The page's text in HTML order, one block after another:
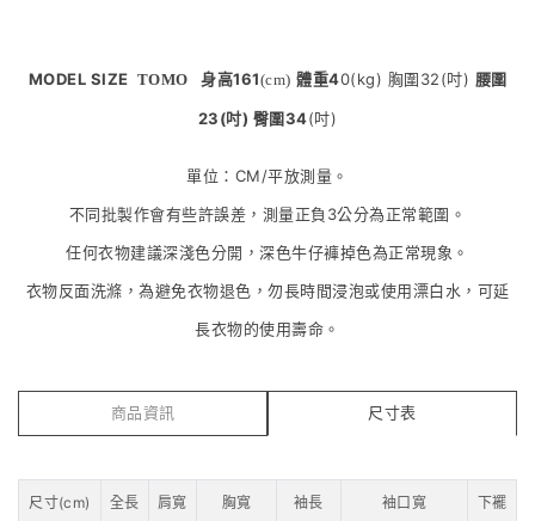
MODEL SIZE TOMO 身高161(cm) 體重40(kg) 胸圍32(吋) 腰圍
23(吋) 臀圍34(吋)
單位：CM/平放測量。
不同批製作會有些許誤差，測量正負3公分為正常範圍。
任何衣物建議深淺色分開，深色牛仔褲掉色為正常現象。
衣物反面洗滌，為避免衣物退色，勿長時間浸泡或使用漂白水，可延
長衣物的使用壽命。
商品資訊 尺寸表
尺寸(cm) 全長 肩寬 胸寬 袖長 袖口寬 下襬